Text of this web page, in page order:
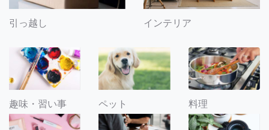
引っ越し インテリア
趣味・習い事 ペット 料理